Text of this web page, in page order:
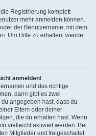
Registrierung komplett
mehr anmelden können.
der Benutzername, mit dem
Um Hilfe zu erhalten, wende
anmelden!
und das richtige
dann gibt es zwei
angegeben hast, dass du
Eltern oder deiner
die du erhalten hast. Wenn
vielleicht aktiviert werden. Bei
Mitglieder erst freigeschaltet